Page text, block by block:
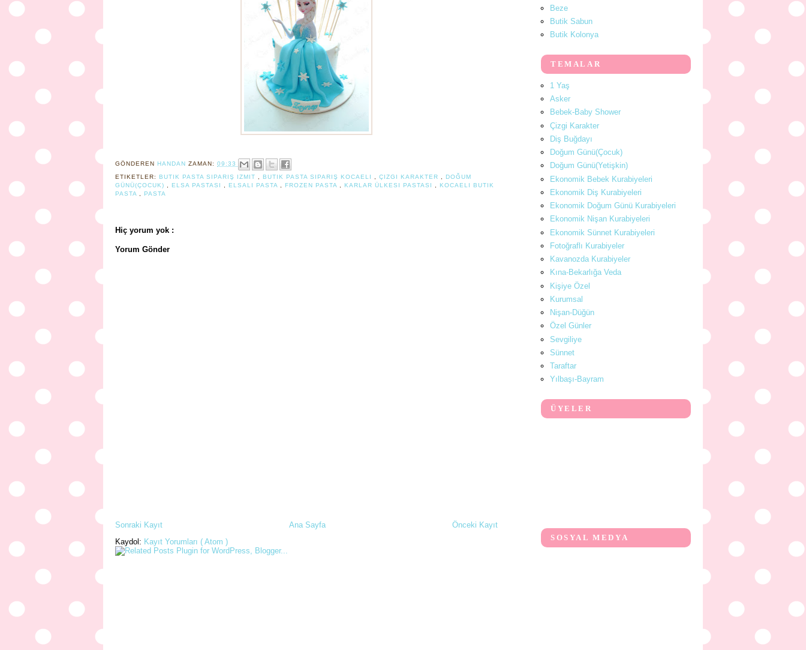
GÖNDEREN HANDAN ZAMAN: 09:33
ETIKETLER: BUTIK PASTA SIPARIŞ IZMIT BUTIK PASTA SIPARIŞ KOCAELI ÇIZGI KARAKTER
DOĞUM
GÜNÜ(ÇOCUK)
ELSA PASTASI ELSALI PASTA FROZEN PASTA KARLAR ÜLKESI PASTASI
KOCAELI BUTIK
PASTA
PASTA
Hiç yorum yok :
Yorum Gönder
Sonraki Kayıt Önceki Kayıt
Ana Sayfa
Kaydol: Kayıt Yorumları ( Atom )
Beze
Butik Sabun
Butik Kolonya
TEMALAR
1 Yaş
Asker
Bebek-Baby Shower
Çizgi Karakter
Diş Buğdayı
Doğum Günü(Çocuk)
Doğum Günü(Yetişkin)
Ekonomik Bebek Kurabiyeleri
Ekonomik Diş Kurabiyeleri
Ekonomik Doğum Günü Kurabiyeleri
Ekonomik Nişan Kurabiyeleri
Ekonomik Sünnet Kurabiyeleri
Fotoğraflı Kurabiyeler
Kavanozda Kurabiyeler
Kına-Bekarlığa Veda
Kişiye Özel
Kurumsal
Nişan-Düğün
Özel Günler
Sevgiliye
Sünnet
Taraftar
Yılbaşı-Bayram
ÜYELER
SOSYAL MEDYA